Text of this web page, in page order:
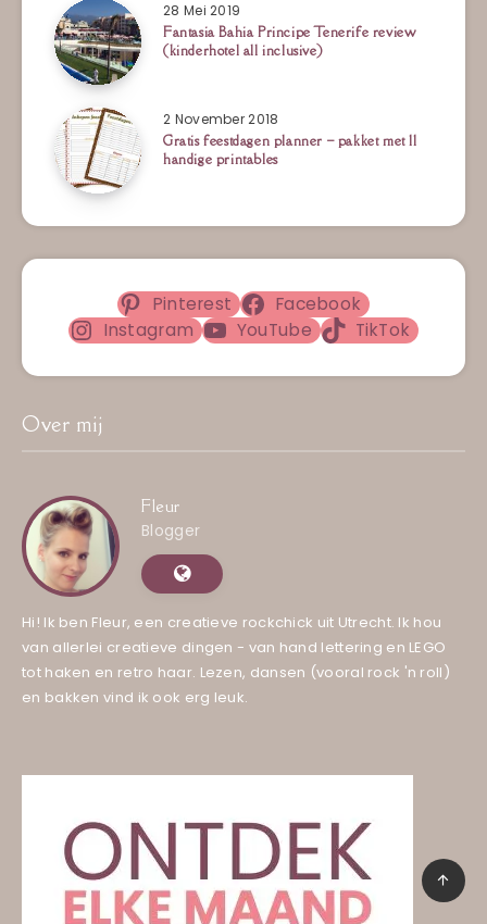
28 Mei 2019
Fantasia Bahia Principe Tenerife review
(kinderhotel all inclusive)
2 November 2018
Gratis feestdagen planner – pakket met 11
handige printables
Pinterest
Facebook
Instagram
YouTube TikTok
Over mij
Fleur
Blogger
Hi! Ik ben Fleur, een creatieve rockchick uit Utrecht. Ik hou
van allerlei creatieve dingen - van hand lettering en LEGO
tot haken en retro haar. Lezen, dansen (vooral rock 'n roll)
en bakken vind ik ook erg leuk.